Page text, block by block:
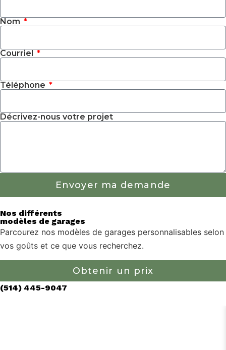
Nom
Courriel
Téléphone
Décrivez-nous votre projet
Envoyer ma demande
Nos différents
modèles de garages
Parcourez nos modèles de garages personnalisables selon
vos goûts et ce que vous recherchez.
Obtenir un prix
(514) 445-9047